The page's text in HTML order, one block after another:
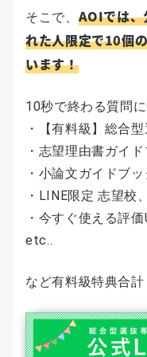
そこで、 AOIでは
れた人限定で10個
います！
10秒で終わる質問
・【有料級】総合
・志望理由書ガイド
・小論文ガイドブッ
・LINE限定 志望校
・今すぐ使える評
etc..
など有料級特典合